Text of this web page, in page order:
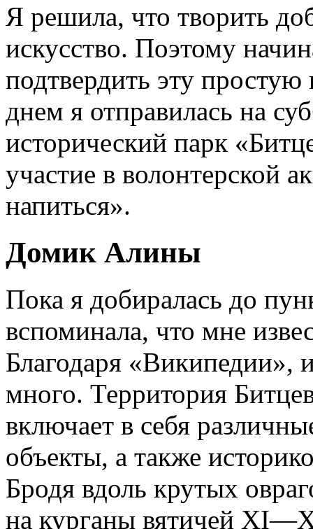
Я решила, что творить
искусство. Поэтому
подтвердить эту
днем я отправилась на
исторический парк
участие в волонтерской
напиться».
Домик Алины
Пока я добиралась до
вспоминала, что мне
Благодаря «Википедии»,
много. Территория
включает в себя
объекты, а также
Бродя вдоль крутых
на курганы вятичей